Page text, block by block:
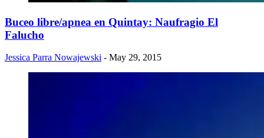
Buceo libre/apnea en Quintay: Naufragio El
Falucho
Jessica Parra Nowajewski - May 29, 2015